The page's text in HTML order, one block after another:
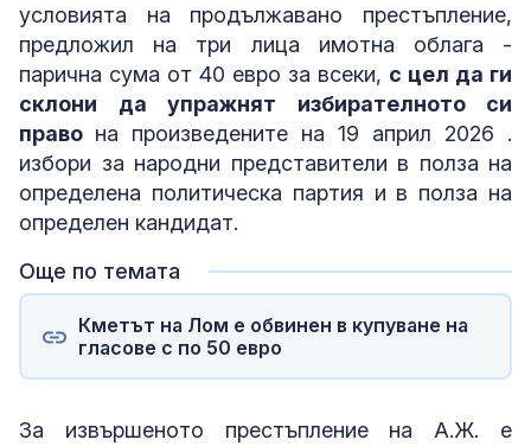
условията на продължавано престъпление,
предложил на три лица имотна облага -
парична сума от 40 евро за всеки, с цел да ги
склони да упражнят избирателното си
право на произведените на 19 април 2026 .
избори за народни представители в полза на
определена политическа партия и в полза на
определен кандидат.
Още по темата
Кметът на Лом е обвинен в купуване на
гласове с по 50 евро
За извършеното престъпление на А.Ж. е